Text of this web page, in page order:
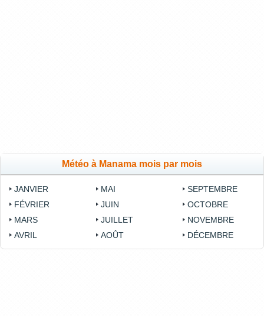
Météo à Manama mois par mois
JANVIER
FÉVRIER
MARS
AVRIL
MAI
JUIN
JUILLET
AOÛT
SEPTEMBRE
OCTOBRE
NOVEMBRE
DÉCEMBRE